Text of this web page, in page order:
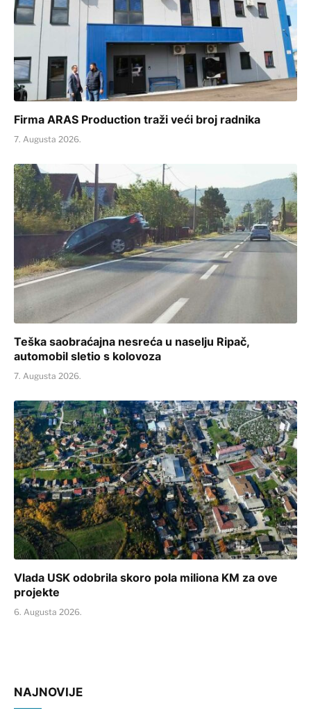
Firma ARAS Production traži veći broj radnika
7. Augusta 2026.
Teška saobraćajna nesreća u naselju Ripač,
automobil sletio s kolovoza
7. Augusta 2026.
Vlada USK odobrila skoro pola miliona KM za ove
projekte
6. Augusta 2026.
NAJNOVIJE